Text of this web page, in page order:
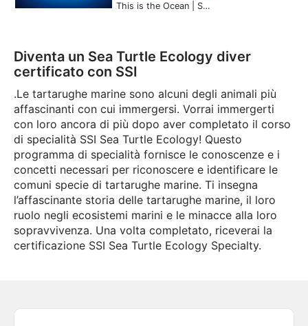
This is the Ocean | Scuba Schools International
Diventa un Sea Turtle Ecology diver
certificato con SSI
.Le tartarughe marine sono alcuni degli animali più
affascinanti con cui immergersi. Vorrai immergerti
con loro ancora di più dopo aver completato il corso
di specialità SSI Sea Turtle Ecology! Questo
programma di specialità fornisce le conoscenze e i
concetti necessari per riconoscere e identificare le
comuni specie di tartarughe marine. Ti insegna
l’affascinante storia delle tartarughe marine, il loro
ruolo negli ecosistemi marini e le minacce alla loro
sopravvivenza. Una volta completato, riceverai la
certificazione SSI Sea Turtle Ecology Specialty.